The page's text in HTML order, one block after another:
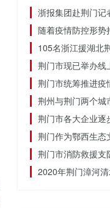
浙报集团赴荆门记
随着疫情防控形势
105名浙江援湖北
荆门市现已举办线
荆门市统筹推进疫
荆州与荆门两个城
荆门市各大企业逐
荆门作为鄂西生态
荆门市消防救援支
2020年荆门漳河